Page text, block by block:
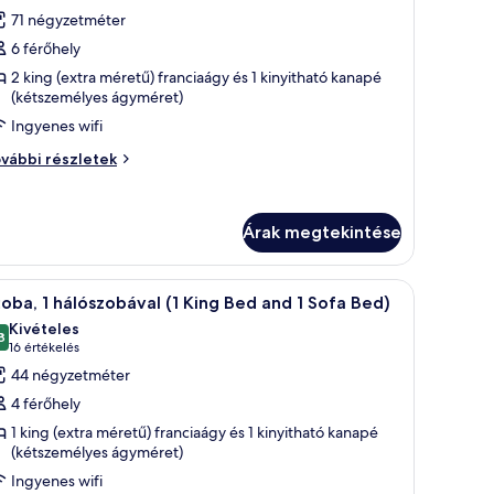
értékelés)
71 négyzetméter
6 férőhely
2 king (extra méretű) franciaágy és 1 kinyitható kanapé
(kétszemélyes ágyméret)
Ingyenes wifi
részletek
Árak megtekintése
egy nagy ágy, egy íróasztal székkkel, egy televízió, egy ablak, melyből
Egy szállodai szoba, amelyben egy nagy
8 1 hálószobával (1 King Bed and 1 Sofa Bed)
ből 9,8
Kivételes
16 értékelés
(16
értékelés)
44 négyzetméter
4 férőhely
1 king (extra méretű) franciaágy és 1 kinyitható kanapé
(kétszemélyes ágyméret)
Ingyenes wifi